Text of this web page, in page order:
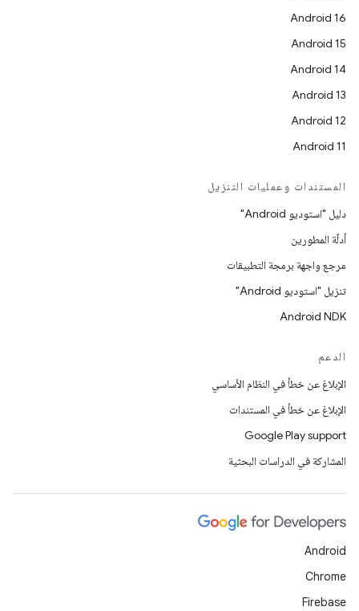
Android 16
Android 15
Android 14
Android 13
Android 12
Android 11
المستندات وعمليات التنزيل
دليل "استوديو Android"
أدلّة المطورين
مرجع واجهة برمجة التطبيقات
تنزيل "استوديو Android"
Android NDK
الدعم
الإبلاغ عن خطأ في النظام الأساسي
الإبلاغ عن خطأ في المستندات
Google Play support
المشاركة في الدراسات البحثية
Android
Chrome
Firebase